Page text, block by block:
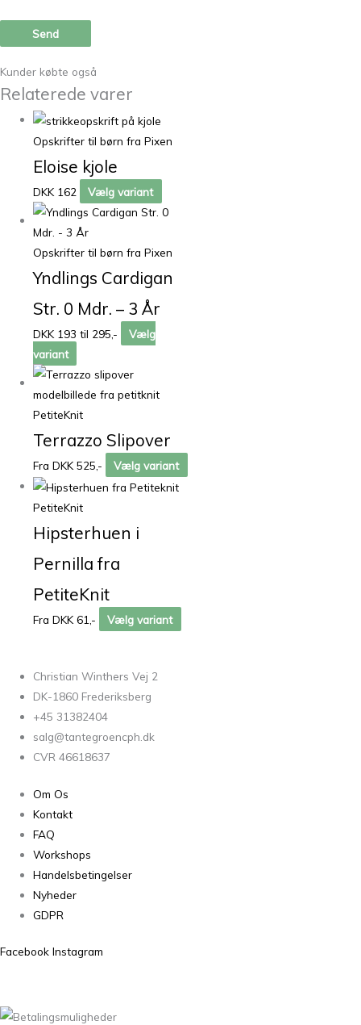
Kunder købte også
Relaterede varer
Opskrifter til børn fra Pixen
Eloise kjole
DKK 162 Vælg variant
Opskrifter til børn fra Pixen
Yndlings Cardigan
Str. 0 Mdr. – 3 År
DKK 193 til 295,-
Vælg
variant
PetiteKnit
Terrazzo Slipover
Fra DKK 525,- Vælg variant
PetiteKnit
Hipsterhuen i
Pernilla fra
PetiteKnit
Fra DKK 61,- Vælg variant
Christian Winthers Vej 2
DK-1860 Frederiksberg
+45 31382404
salg@tantegroencph.dk
CVR 46618637
Om Os
Kontakt
FAQ
Workshops
Handelsbetingelser
Nyheder
GDPR
Facebook Instagram